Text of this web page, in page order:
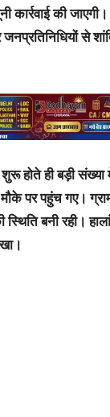
की जाएगी।
से
शुरू होते ही बड़ी
पर पहुंच गए।
स्थिति बनी रही।